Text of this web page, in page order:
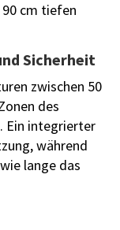
cm tiefen
Sicherheit
zwischen 50
des
Ein integrierter
während
lange das